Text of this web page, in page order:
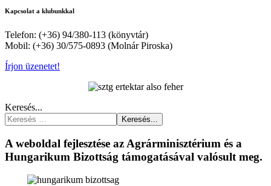
Kapcsolat a klubunkkal
Telefon: (+36) 94/380-113 (könyvtár)
Mobil: (+36) 30/575-0893 (Molnár Piroska)
Írjon üzenetet!
Keresés...
Keresés...
A weboldal fejlesztése az Agrárminisztérium és a
Hungarikum Bizottság támogatásával valósult meg.